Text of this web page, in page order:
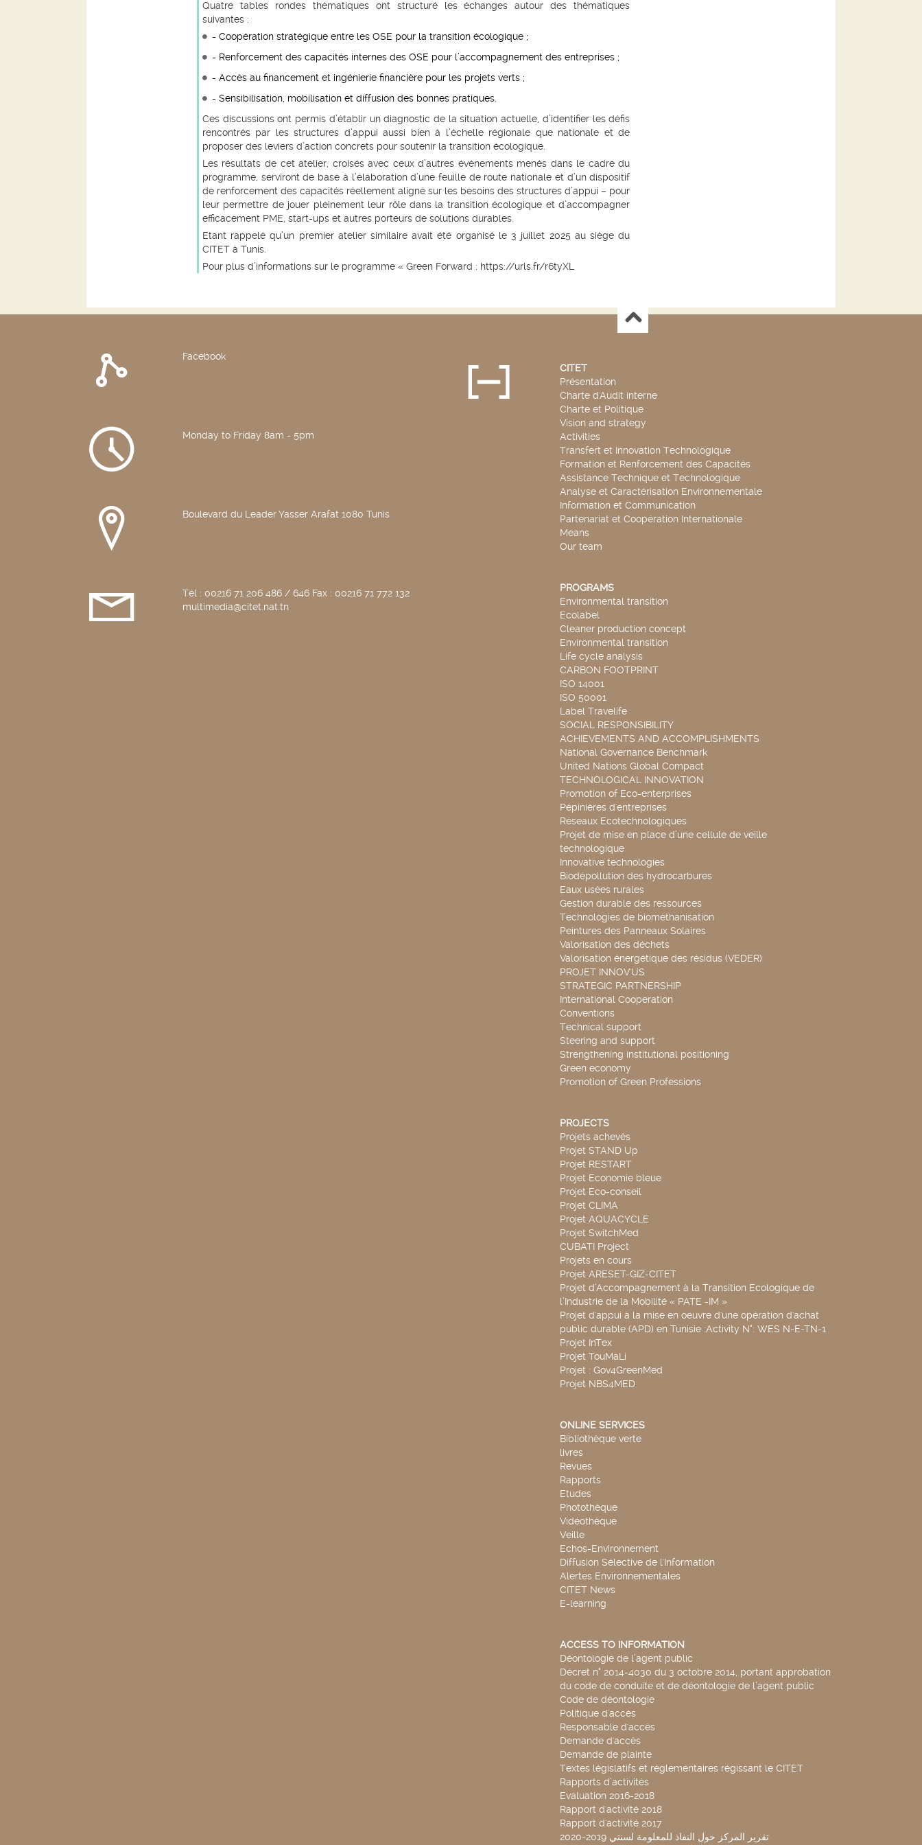
Quatre tables rondes thématiques ont structuré les échanges autour des thématiques
suivantes :
- Coopération stratégique entre les OSE pour la transition écologique ;
- Renforcement des capacités internes des OSE pour l’accompagnement des entreprises ;
- Accès au financement et ingénierie financière pour les projets verts ;
- Sensibilisation, mobilisation et diffusion des bonnes pratiques.
Ces discussions ont permis d’établir un diagnostic de la situation actuelle, d’identifier les défis
rencontrés par les structures d’appui aussi bien à l’échelle régionale que nationale et de
proposer des leviers d’action concrets pour soutenir la transition écologique.
Les résultats de cet atelier, croisés avec ceux d’autres événements menés dans le cadre du
programme, serviront de base à l’élaboration d’une feuille de route nationale et d’un dispositif
de renforcement des capacités réellement aligné sur les besoins des structures d’appui – pour
leur permettre de jouer pleinement leur rôle dans la transition écologique et d’accompagner
efficacement PME, start-ups et autres porteurs de solutions durables.
Etant rappelé qu’un premier atelier similaire avait été organisé le 3 juillet 2025 au siège du
CITET à Tunis.
Pour plus d’informations sur le programme« Green Forward : https://urls.fr/r6tyXL
Facebook
Monday to Friday 8am - 5pm
Boulevard du Leader Yasser Arafat 1080 Tunis
Tél : 00216 71 206 486 / 646 Fax : 00216 71 772 132
multimedia@citet.nat.tn
CITET
Présentation
Charte d'Audit interne
Charte et Politique
Vision and strategy
Activities
Transfert et Innovation Technologique
Formation et Renforcement des Capacités
Assistance Technique et Technologique
Analyse et Caractérisation Environnementale
Information et Communication
Partenariat et Coopération Internationale
Means
Our team
PROGRAMS
Environmental transition
Ecolabel
Cleaner production concept
Environmental transition
Life cycle analysis
CARBON FOOTPRINT
ISO 14001
ISO 50001
Label Travelife
SOCIAL RESPONSIBILITY
ACHIEVEMENTS AND ACCOMPLISHMENTS
National Governance Benchmark
United Nations Global Compact
TECHNOLOGICAL INNOVATION
Promotion of Eco-enterprises
Pépinières d'entreprises
Réseaux Ecotechnologiques
Projet de mise en place d’une cellule de veille
technologique
Innovative technologies
Biodépollution des hydrocarbures
Eaux usées rurales
Gestion durable des ressources
Technologies de biométhanisation
Peintures des Panneaux Solaires
Valorisation des déchets
Valorisation énergétique des résidus (VEDER)
PROJET INNOV'US
STRATEGIC PARTNERSHIP
International Cooperation
Conventions
Technical support
Steering and support
Strengthening institutional positioning
Green economy
Promotion of Green Professions
PROJECTS
Projets achevés
Projet STAND Up
Projet RESTART
Projet Economie bleue
Projet Eco-conseil
Projet CLIMA
Projet AQUACYCLE
Projet SwitchMed
CUBATI Project
Projets en cours
Projet ARESET-GIZ-CITET
Projet d’Accompagnement à la Transition Ecologique de
l’Industrie de la Mobilité « PATE -IM »
Projet d'appui à la mise en oeuvre d'une opération d'achat
public durable (APD) en Tunisie :Activity N°: WES N-E-TN-1
Projet InTex
Projet TouMaLi
Projet : Gov4GreenMed
Projet NBS4MED
ONLINE SERVICES
Bibliothèque verte
livres
Revues
Rapports
Etudes
Photothèque
Vidéothèque
Veille
Echos-Environnement
Diffusion Sélective de l'Information
Alertes Environnementales
CITET News
E-learning
ACCESS TO INFORMATION
Déontologie de l’agent public
Décret n° 2014-4030 du 3 octobre 2014, portant approbation
du code de conduite et de déontologie de l’agent public
Code de déontologie
Politique d'accès
Responsable d'accès
Demande d'accès
Demande de plainte
Textes législatifs et réglementaires régissant le CITET
Rapports d’activités
Evaluation 2016-2018
Rapport d'activité 2018
Rapport d'activité 2017
تقرير المركز حول النفاذ للمعلومة لسنتي 2019-2020